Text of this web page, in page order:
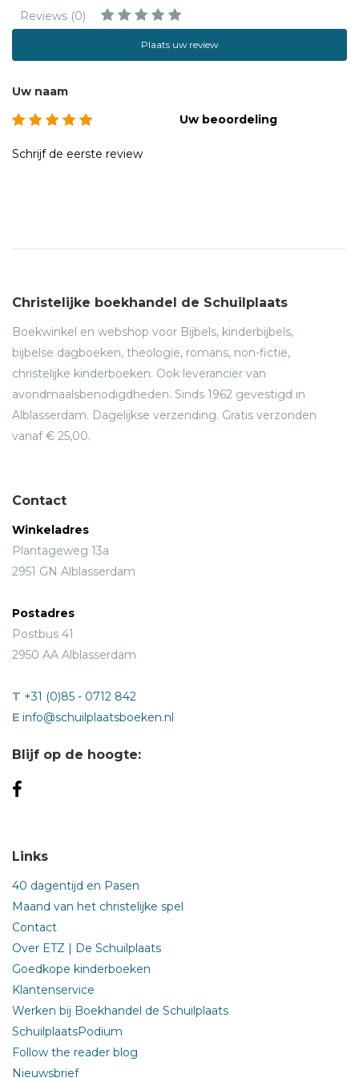
Reviews (0)
Plaats uw review
Uw naam
Uw beoordeling
Schrijf de eerste review
Christelijke boekhandel de Schuilplaats
Boekwinkel en webshop voor Bijbels, kinderbijbels,
bijbelse dagboeken, theologie, romans, non-fictie,
christelijke kinderboeken. Ook leverancier van
avondmaalsbenodigdheden. Sinds 1962 gevestigd in
Alblasserdam. Dagelijkse verzending. Gratis verzonden
vanaf € 25,00.
Contact
Winkeladres
Plantageweg 13a
2951 GN Alblasserdam
Postadres
Postbus 41
2950 AA Alblasserdam
T +31 (0)85 - 0712 842
E info@schuilplaatsboeken.nl
Blijf op de hoogte:
Links
40 dagentijd en Pasen
Maand van het christelijke spel
Contact
Over ETZ | De Schuilplaats
Goedkope kinderboeken
Klantenservice
Werken bij Boekhandel de Schuilplaats
SchuilplaatsPodium
Follow the reader blog
Nieuwsbrief